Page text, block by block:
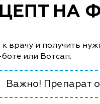
НА
врачу и получить
или Вотсап.
Важно! Препарат